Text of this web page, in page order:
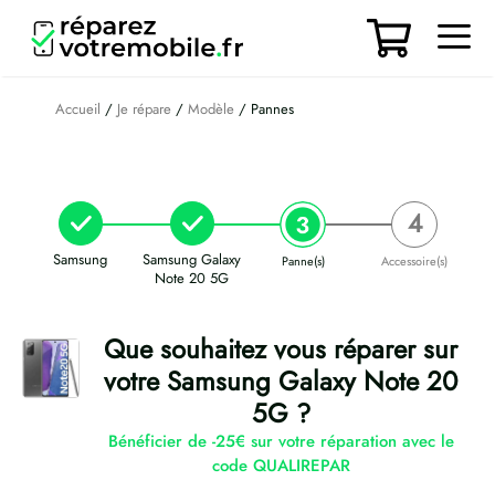
contenu
Accueil / Je répare / Modèle / Pannes
Samsung
Samsung Galaxy
Note 20 5G
Panne(s) Accessoire(s)
Que souhaitez vous réparer sur
votre Samsung Galaxy Note 20
5G ?
Bénéficier de -25€ sur votre réparation avec le
code QUALIREPAR